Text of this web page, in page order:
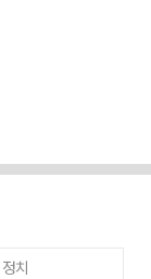
정치